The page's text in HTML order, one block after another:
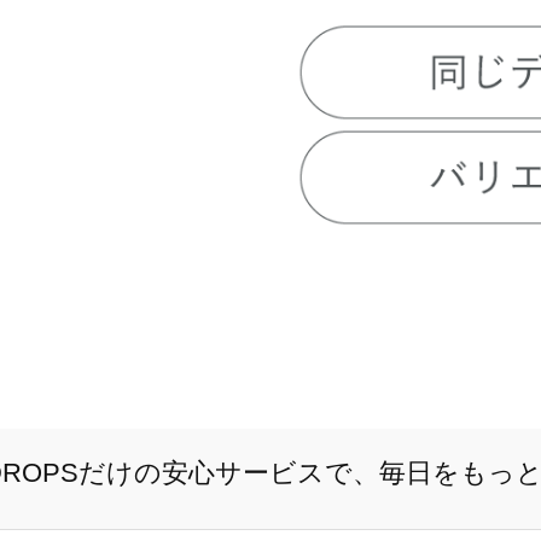
だけの安心サービスで、毎日をもっ